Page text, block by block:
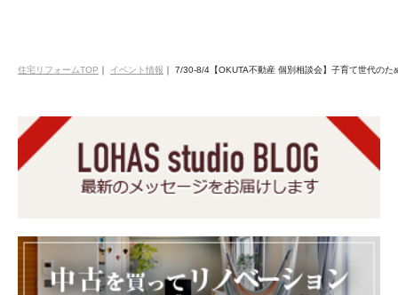
住宅リフォームTOP ｜ イベント情報 ｜ 7/30-8/4【OKUTA不動産 個別相談会】子育て世代の